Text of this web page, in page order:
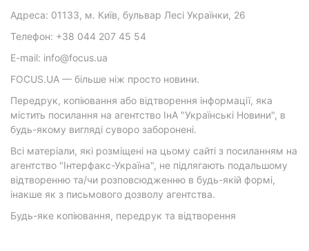
Адреса: 01133, м. Київ, бульвар Лесі Українки, 26
Телефон: +38 044 207 45 54
E-mail: info@focus.ua
FOCUS.UA — більше ніж просто новини.
Передрук, копіювання або відтворення інформації, яка
містить посилання на агентство ІнА "Українські Новини", в
будь-якому вигляді суворо заборонені.
Всі матеріали, які розміщені на цьому сайті з посиланням на
агентство "Інтерфакс-Україна", не підлягають подальшому
відтворенню та/чи розповсюдженню в будь-якій формі,
інакше як з письмового дозволу агентства.
Будь-яке копіювання, передрук та відтворення